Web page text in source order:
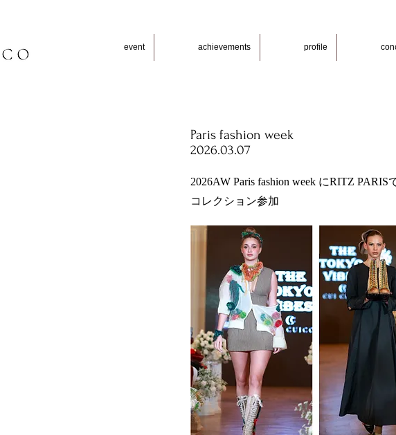
event achievements profile
Paris fashion week
2026.03.07
2026AW Paris fashion week にRITZ
コレクション参加